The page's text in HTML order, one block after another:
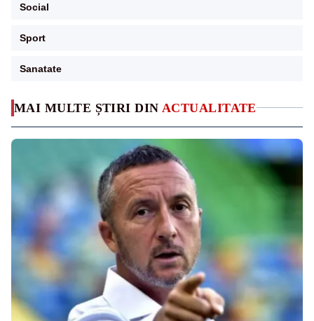
MAI MULTE ȘTIRI DIN ACTUALITATE
Social
Sport
Sanatate